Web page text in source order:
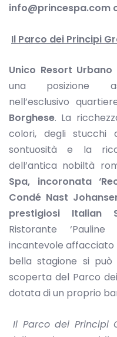
info@princespa.com
Il Parco dei Principi
Unico Resort
una posizione
nell’esclusivo
Borghese. La
colori, degli stucchi
sontuosità e la
dell’antica nobiltà
Spa, incoronata
Condé Nast
prestigiosi Italian
Ristorante
incantevole affacciato
bella stagione si
scoperta del Parco
dotata di un proprio
Il Parco dei Principi